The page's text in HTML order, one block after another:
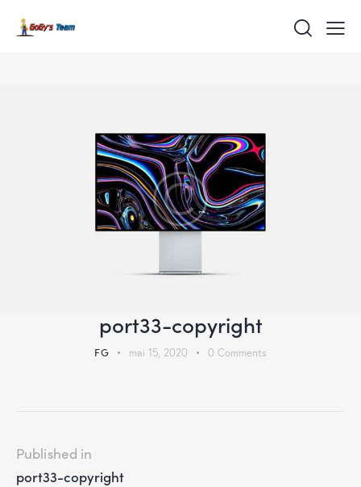
port33-copyright
FG mai 15, 2020 0 Comments
Published in
port33-copyright